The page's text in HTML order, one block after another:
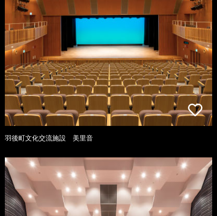
羽後町文化交流施設 美里音